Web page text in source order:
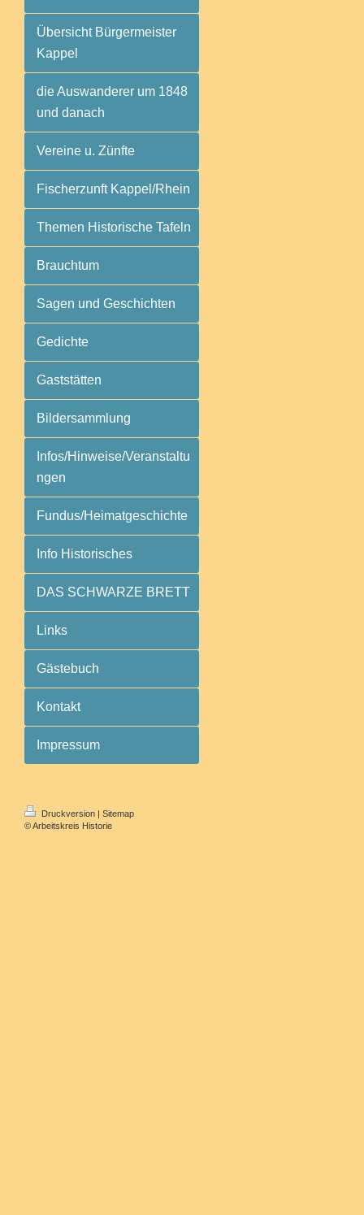
Übersicht Bürgermeister
Kappel
die Auswanderer um 1848
und danach
Vereine u. Zünfte
Fischerzunft Kappel/Rhein
Themen Historische Tafeln
Brauchtum
Sagen und Geschichten
Gedichte
Gaststätten
Bildersammlung
Infos/Hinweise/Veranstaltu
ngen
Fundus/Heimatgeschichte
Info Historisches
DAS SCHWARZE BRETT
Links
Gästebuch
Kontakt
Impressum
Druckversion | Sitemap
© Arbeitskreis Historie